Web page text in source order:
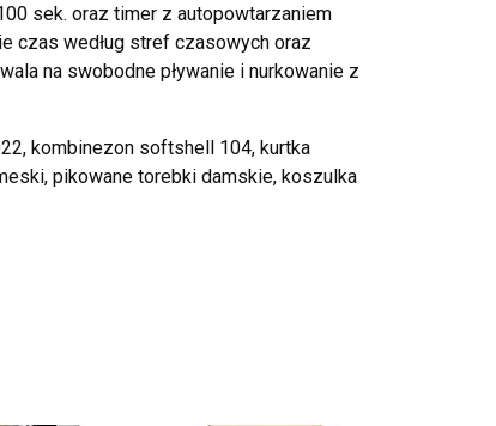
sek. oraz timer z autopowtarzaniem
czas według stref czasowych oraz
na swobodne pływanie i nurkowanie z
kombinezon softshell 104, kurtka
pikowane torebki damskie, koszulka